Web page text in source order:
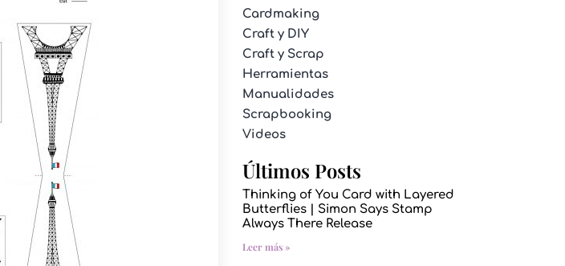
Cardmaking
Craft y DIY
Craft y Scrap
Herramientas
Manualidades
Scrapbooking
Videos
Últimos Posts
Thinking of You Card with Layered
Butterflies | Simon Says Stamp
Always There Release
Leer más »